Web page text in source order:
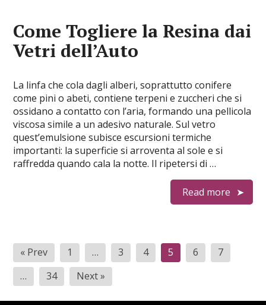
Come Togliere la Resina dai
Vetri dell’Auto
La linfa che cola dagli alberi, soprattutto conifere
come pini o abeti, contiene terpeni e zuccheri che si
ossidano a contatto con l’aria, formando una pellicola
viscosa simile a un adesivo naturale. Sul vetro
quest’emulsione subisce escursioni termiche
importanti: la superficie si arroventa al sole e si
raffredda quando cala la notte. Il ripetersi di …
Read more
Paginazione
degli
articoli
« Prev 1 … 3 4 5 6
7
…
34 Next »